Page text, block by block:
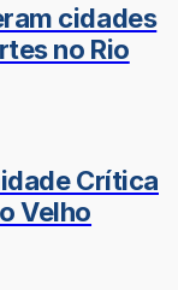
cidades
no Rio
Crítica
Velho